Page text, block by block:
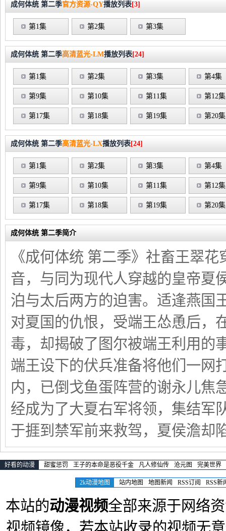
成何体统 第二季官方资源-QY播放列表[3]
第1集 第2集 第3集
成何体统 第二季高清蓝光-LM播放列表[24]
第1集 第2集 第3集 第4集
第9集 第10集 第11集 第12集
第17集 第18集 第19集 第20集
成何体统 第二季高清蓝光-LX播放列表[24]
第1集 第2集 第3集 第4集
第9集 第10集 第11集 第12集
第17集 第18集 第19集 第20集
成何体统 第二季简介
《成何体统 第二季》社畜王翠
音，与同为现代人穿越的皇帝夏
泊与太后两方的迫害。适逢燕国
对夏国的仇恨，受端王怂恿后，
毒，却揭破了图尔被端王利用的
端王设下的伏兵准备将他们一
内，已倒戈鱼蛋阵营的谢永儿焦
经成为了大夏右军将领，集结军
于捱到禁军前来救驾，夏侯澹
好看的动漫 甜蜜惩罚 王子的本命是恶役千金 凡人修仙传 沧元图 完美世界
2k动漫地图 站内地图 地图新闻 RSS订阅 RSS新
本站的动漫视频全部来源于网络
视频镜像，若本站收录的视频无